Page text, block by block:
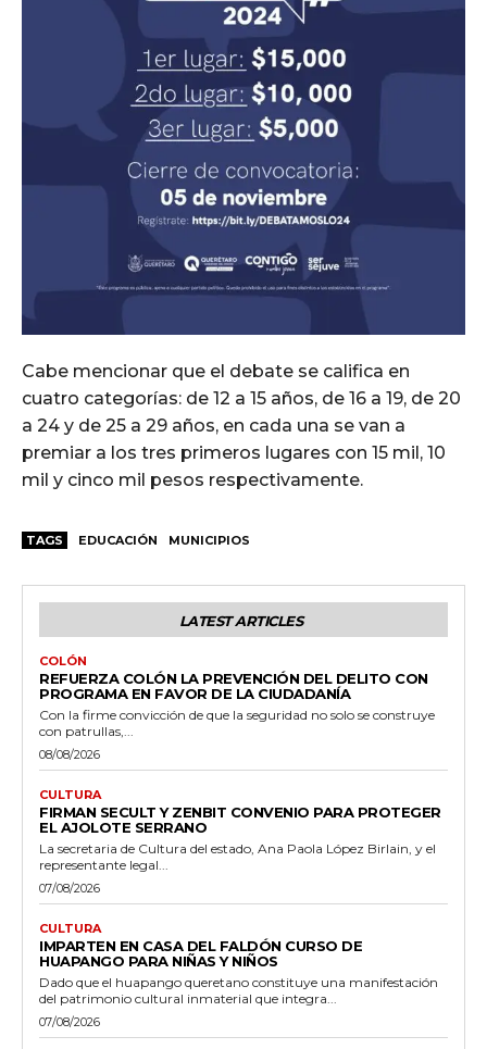
Cabe mencionar que el debate se califica en
cuatro categorías: de 12 a 15 años, de 16 a 19, de 20
a 24 y de 25 a 29 años, en cada una se van a
premiar a los tres primeros lugares con 15 mil, 10
mil y cinco mil pesos respectivamente.
TAGS EDUCACIÓN MUNICIPIOS
LATEST ARTICLES
COLÓN
REFUERZA COLÓN LA PREVENCIÓN DEL DELITO CON
PROGRAMA EN FAVOR DE LA CIUDADANÍA
Con la firme convicción de que la seguridad no solo se construye
con patrullas,...
08/08/2026
CULTURA
FIRMAN SECULT Y ZENBIT CONVENIO PARA PROTEGER
EL AJOLOTE SERRANO
La secretaria de Cultura del estado, Ana Paola López Birlain, y el
representante legal...
07/08/2026
CULTURA
IMPARTEN EN CASA DEL FALDÓN CURSO DE
HUAPANGO PARA NIÑAS Y NIÑOS
Dado que el huapango queretano constituye una manifestación
del patrimonio cultural inmaterial que integra...
07/08/2026